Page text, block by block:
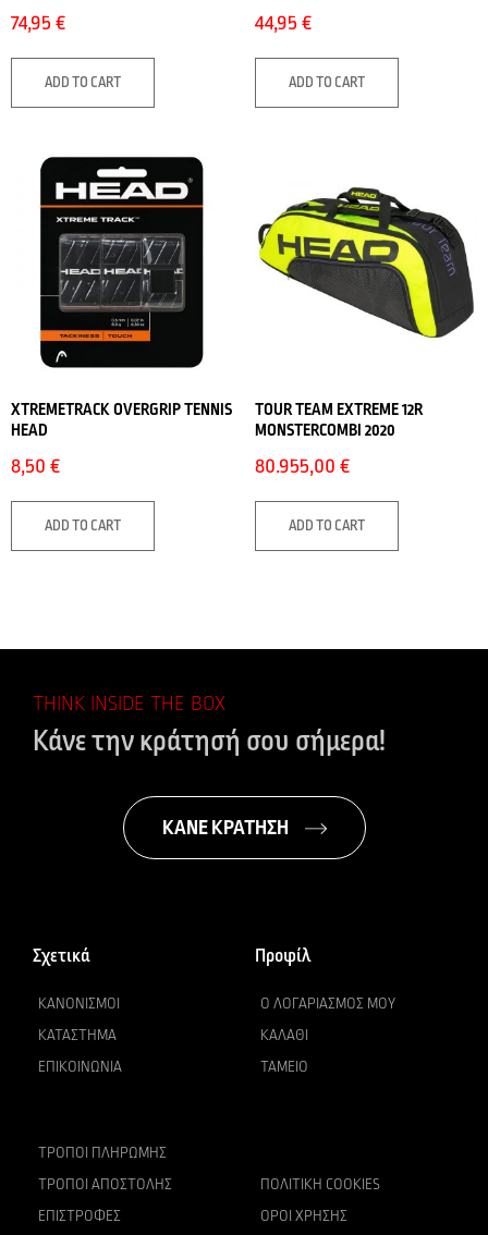
74,95€
ADD TO CART
44,95€
ADD TO CART
XTREMETRACK OVERGRIP TENNIS
HEAD
8,50€
ADD TO CART
TOUR TEAM EXTREME 12R
MONSTERCOMBI 2020
80.955,00€
ADD TO CART
THINK INSIDE THE BOX
Κάνε την κράτησή σου σήμερα!
ΚΑΝΕ ΚΡΑΤΗΣΗ
Σχετικά
ΚΑΝΟΝΙΣΜΟΊ
ΚΑΤΆΣΤΗΜΑ
ΕΠΙΚΟΙΝΩΝΊΑ
Προφίλ
Ο ΛΟΓΑΡΙΑΣΜΌΣ ΜΟΥ
ΚΑΛΆΘΙ
ΤΑΜΕΊΟ
ΤΡΌΠΟΙ ΠΛΗΡΩΜΉΣ
ΤΡΌΠΟΙ ΑΠΟΣΤΟΛΉΣ
ΕΠΙΣΤΡΟΦΈΣ
ΠΟΛΙΤΙΚΉ COOKIES
ΌΡΟΙ ΧΡΉΣΗΣ